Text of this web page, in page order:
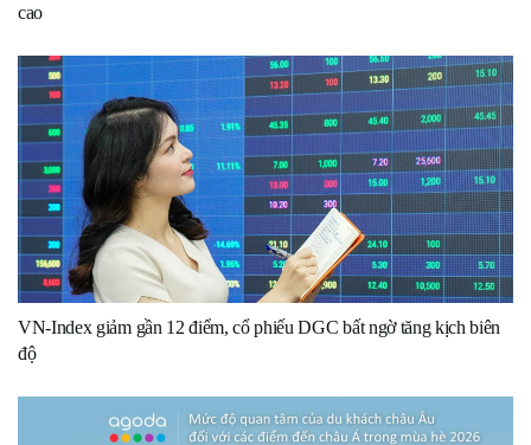
cao
VN-Index giảm gần 12 điểm, cổ phiếu DGC bất ngờ tăng kịch biên
độ